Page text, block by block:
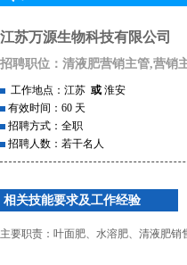
江苏万源生物科技有限公司
招聘职位：清液肥营销主管,营销
工作地点：江苏 或 淮安
有效时间：60 天
招聘方式：全职
招聘人数：若干名人
相关技能要求及工作经验
主要职责：叶面肥、水溶肥、清液肥销